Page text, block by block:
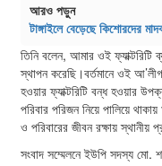
আরও পড়ুন
টাঙ্গাইলে বেড়েছে কিশোরদের
তিনি বলেন, আমার ওই ফ্যাক্টরিটি
স্থাপন করেছি।বর্তমানে ওই
হওয়ার ফ্যাক্টরিটি বন্ধ হওয়ার
পরিবার পরিজন নিয়ে পালিয়ে
ও পরিবারের জীবন রক্ষায় স্থানীয়
সংবাদ সম্মেলনে ইউপি সদস্য